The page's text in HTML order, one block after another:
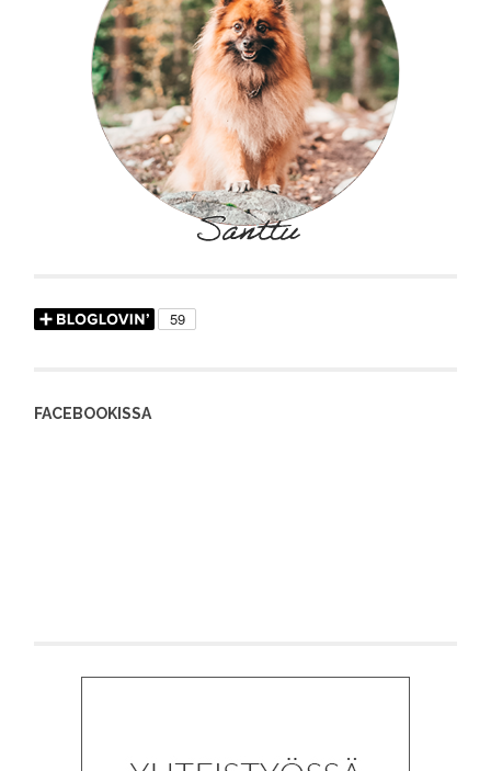
FACEBOOKISSA